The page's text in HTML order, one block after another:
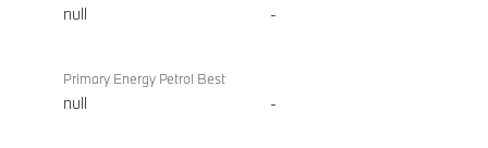
null -
Primary Energy Petrol Best
null -